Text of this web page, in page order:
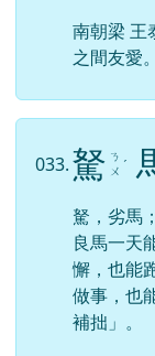
南朝梁 王
之間友愛
033.駑 ㄋ
ㄨ ˊ
駑，劣馬
良馬一天
懈，也能
做事，也
補拙」。